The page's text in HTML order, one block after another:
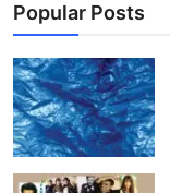
Popular Posts